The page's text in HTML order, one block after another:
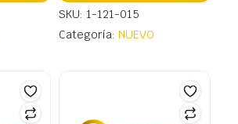
SKU: 1-121-015
Categoría: NUEVO